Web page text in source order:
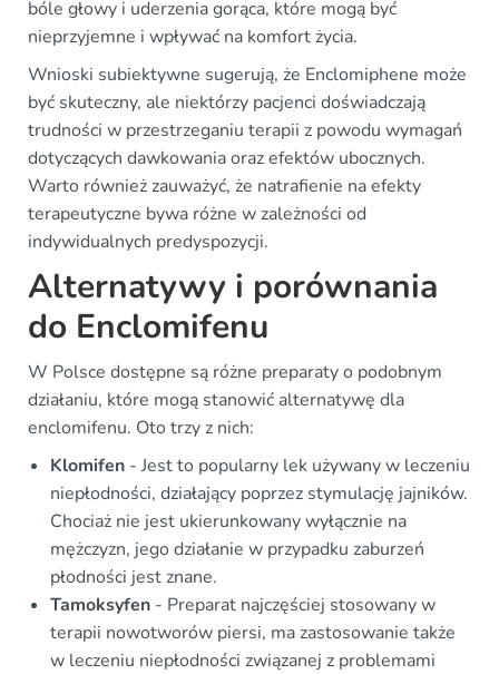
bóle głowy i uderzenia gorąca, które mogą być
nieprzyjemne i wpływać na komfort życia.
Wnioski subiektywne sugerują, że Enclomiphene może
być skuteczny, ale niektórzy pacjenci doświadczają
trudności w przestrzeganiu terapii z powodu wymagań
dotyczących dawkowania oraz efektów ubocznych.
Warto również zauważyć, że natrafienie na efekty
terapeutyczne bywa różne w zależności od
indywidualnych predyspozycji.
Alternatywy i porównania
do Enclomifenu
W Polsce dostępne są różne preparaty o podobnym
działaniu, które mogą stanowić alternatywę dla
enclomifenu. Oto trzy z nich:
Klomifen - Jest to popularny lek używany w leczeniu
niepłodności, działający poprzez stymulację jajników.
Chociaż nie jest ukierunkowany wyłącznie na
mężczyzn, jego działanie w przypadku zaburzeń
płodności jest znane.
Tamoksyfen - Preparat najczęściej stosowany w
terapii nowotworów piersi, ma zastosowanie także
w leczeniu niepłodności związanej z problemami